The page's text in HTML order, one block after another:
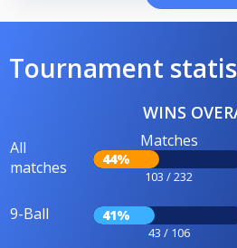
Tournament
WINS
All
matches
Matches
44%
103 / 232
9-Ball 41%
43 / 106